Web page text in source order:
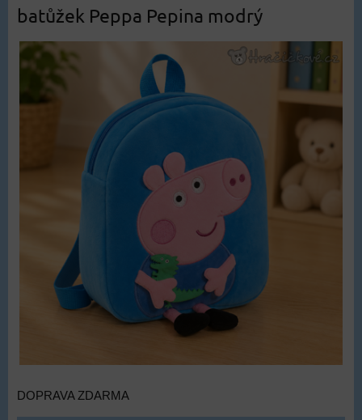
batůžek Peppa Pepina modrý
DOPRAVA ZDARMA